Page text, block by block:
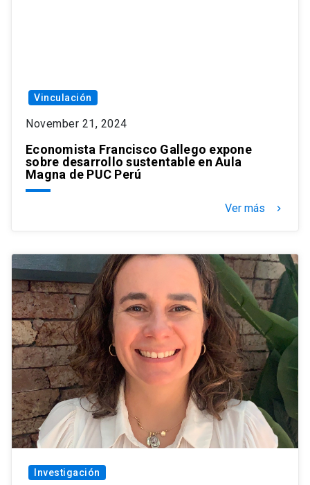
Vinculación
November 21, 2024
Economista Francisco Gallego expone
sobre desarrollo sustentable en Aula
Magna de PUC Perú
Ver más keyboard_arrow_right
Investigación